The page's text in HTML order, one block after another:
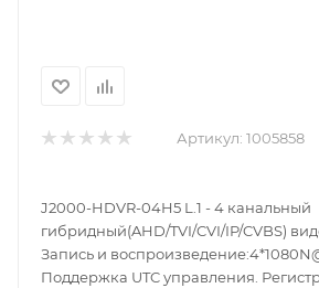
Артикул: 1005858
J2000-HDVR-04H5 L.1 - 4 канальный
гибридный(AHD/TVI/CVI/IP/CVBS)
Запись и
Поддержка UTC управления.